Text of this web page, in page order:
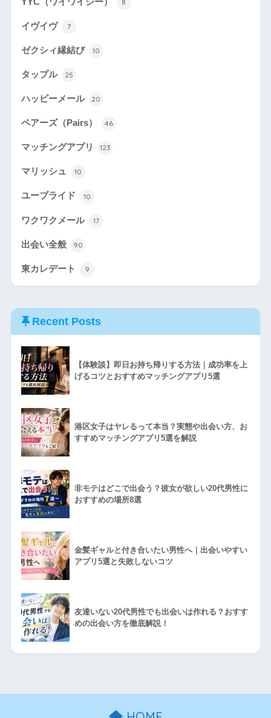
8
イヴイヴ 7
ゼクシィ縁結び 10
タップル 25
ハッピーメール 20
ペアーズ（Pairs） 46
マッチングアプリ 123
マリッシュ 10
ユーブライド 10
ワクワクメール 17
出会い全般 90
東カレデート 9
Recent Posts
【体験談】即日お持ち帰りする方法｜成功率を上
げるコツとおすすめマッチングアプリ5選
港区女子はヤレるって本当？実態や出会い方、お
すすめマッチングアプリ5選を解説
非モテはどこで出会う？彼女が欲しい20代男性に
おすすめの場所8選
金髪ギャルと付き合いたい男性へ｜出会いやすい
アプリ5選と失敗しないコツ
友達いない20代男性でも出会いは作れる？おすす
めの出会い方を徹底解説！